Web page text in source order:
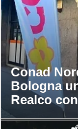
Conad
Bologna
Realco